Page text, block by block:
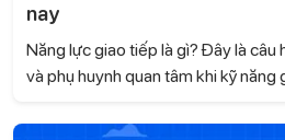
nay
Năng lực giao tiếp là gì? Đây là câu
và phụ huynh quan tâm khi kỹ
các em tự tin khi trao đổi, giao tiếp